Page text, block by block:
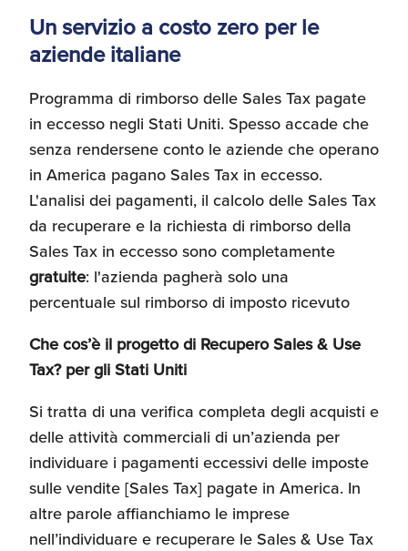
Manuale pratico sul
commercio con gli USA
ExportUSA ottiene la
licenza per richiedere
gli ITIN
Media
Recensioni delle
Logistica
Ricerca Distributori di
Macchinari Industriali
Comunicazione
e Accesso al Mercato
Apertura Ristoranti
negli Stati Uniti
Ricerche di Mercato
Un servizio a costo zero per le
aziende italiane
Programma di rimborso delle Sales Tax pagate
in eccesso negli Stati Uniti. Spesso accade che
senza rendersene conto le aziende che operano
in America pagano Sales Tax in eccesso.
L'analisi dei pagamenti, il calcolo delle Sales Tax
da recuperare e la richiesta di rimborso della
Sales Tax in eccesso sono completamente
gratuite: l'azienda pagherà solo una
percentuale sul rimborso di imposto ricevuto
Che cos’è il progetto di Recupero Sales & Use
Tax? per gli Stati Uniti
Si tratta di una verifica completa degli acquisti e
delle attività commerciali di un’azienda per
individuare i pagamenti eccessivi delle imposte
sulle vendite [Sales Tax] pagate in America. In
altre parole affianchiamo le imprese
nell’individuare e recuperare le Sales & Use Tax